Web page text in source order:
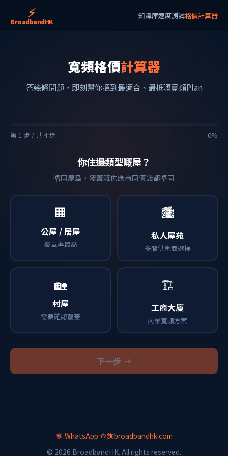
⚡
BroadbandHK
知識庫速度測試格價計算器
寬頻格價計算器
答幾條問題，即刻幫你搵到最適合、最抵嘅寬頻Plan
第 1 步 / 共 4 步 0%
你住邊類型嘅屋？
唔同屋型，覆蓋嘅供應商同價錢都唔同
🏢
公屋 / 居屋
覆蓋率最高
🏙️
私人屋苑
多間供應商選擇
🏡
村屋
需要確認覆蓋
🏗️
工商大廈
商業寬頻方案
下一步 →
💬 WhatsApp 查詢broadbandhk.com
© 2026 BroadbandHK. All rights reserved.